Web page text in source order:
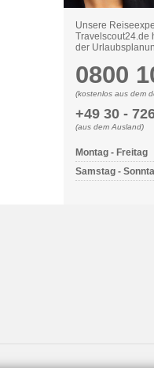
Unsere
Travelscout24.de
der
0800
(kostenlos aus dem
+49 30 -
(aus dem Ausland)
Montag - Freitag
Samstag -